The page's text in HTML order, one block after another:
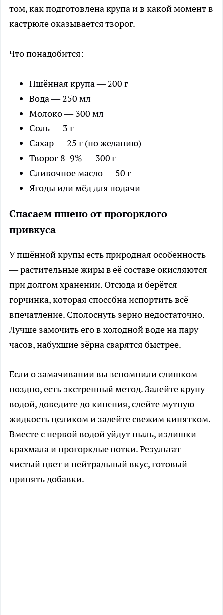
том, как подготовлена крупа и в какой момент в
кастрюле оказывается творог.
Что понадобится:
Пшённая крупа — 200 г
Вода — 250 мл
Молоко — 300 мл
Соль — 3 г
Сахар — 25 г (по желанию)
Творог 8–9% — 300 г
Сливочное масло — 50 г
Ягоды или мёд для подачи
Спасаем пшено от прогорклого
привкуса
У пшённой крупы есть природная особенность
— растительные жиры в её составе окисляются
при долгом хранении. Отсюда и берётся
горчинка, которая способна испортить всё
впечатление. Сполоснуть зерно недостаточно.
Лучше замочить его в холодной воде на пару
часов, набухшие зёрна сварятся быстрее.
Если о замачивании вы вспомнили слишком
поздно, есть экстренный метод. Залейте крупу
водой, доведите до кипения, слейте мутную
жидкость целиком и залейте свежим кипятком.
Вместе с первой водой уйдут пыль, излишки
крахмала и прогорклые нотки. Результат —
чистый цвет и нейтральный вкус, готовый
принять добавки.